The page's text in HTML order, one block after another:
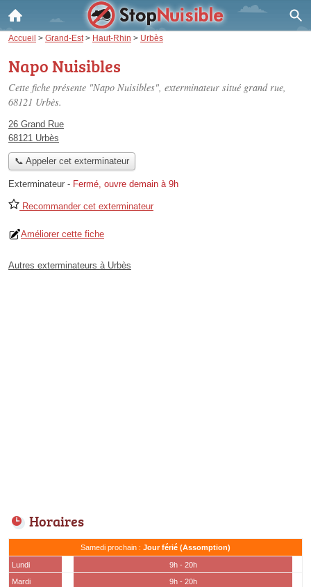
Accueil > Grand-Est > Haut-Rhin > Urbès
Napo Nuisibles
Cette fiche présente "Napo Nuisibles", exterminateur situé grand rue,
68121 Urbès.
26 Grand Rue
68121 Urbès
📞 Appeler cet exterminateur
Exterminateur - Fermé, ouvre demain à 9h
Recommander cet exterminateur
Améliorer cette fiche
Autres exterminateurs à Urbès
Horaires
Samedi prochain : Jour férié (Assomption)
Lundi
9h - 20h
Mardi
9h - 20h